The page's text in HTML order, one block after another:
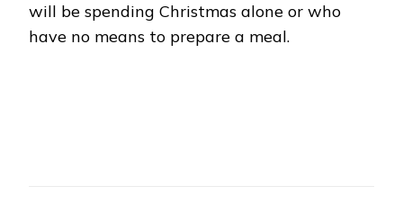
will be spending Christmas alone or who
have no means to prepare a meal.